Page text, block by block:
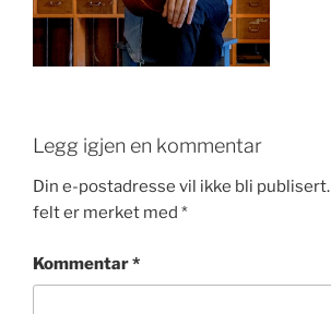
Legg igjen en kommentar
Din e-postadresse vil ikke bli publisert.
felt er merket med *
Kommentar*